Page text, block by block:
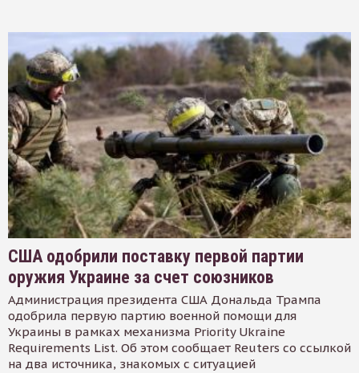
США одобрили поставку первой партии
оружия Украине за счет союзников
Администрация президента США Дональда Трампа
одобрила первую партию военной помощи для
Украины в рамках механизма Priority Ukraine
Requirements List. Об этом сообщает Reuters со ссылкой
на два источника, знакомых с ситуацией